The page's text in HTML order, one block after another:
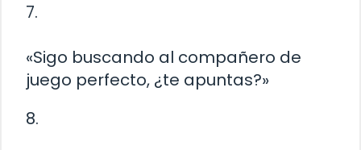
7.
«Sigo buscando al compañero de
juego perfecto, ¿te apuntas?»
8.